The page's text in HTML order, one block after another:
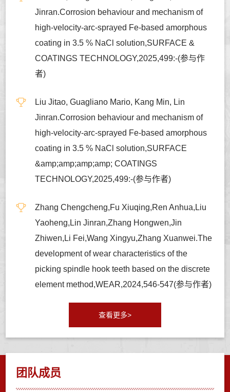
Jinran.Corrosion behaviour and mechanism of
high-velocity-arc-sprayed Fe-based amorphous
coating in 3.5 % NaCl solution,SURFACE &
COATINGS TECHNOLOGY,2025,499:-(参与作
者)
Liu Jitao, Guagliano Mario, Kang Min, Lin
Jinran.Corrosion behaviour and mechanism of
high-velocity-arc-sprayed Fe-based amorphous
coating in 3.5 % NaCl solution,SURFACE
&amp;amp;amp;amp; COATINGS
TECHNOLOGY,2025,499:-(参与作者)
Zhang Chengcheng,Fu Xiuqing,Ren Anhua,Liu
Yaoheng,Lin Jinran,Zhang Hongwen,Jin
Zhiwen,Li Fei,Wang Xingyu,Zhang Xuanwei.The
development of wear characteristics of the
picking spindle hook teeth based on the discrete
element method,WEAR,2024,546-547(参与作者)
查看更多>
团队成员